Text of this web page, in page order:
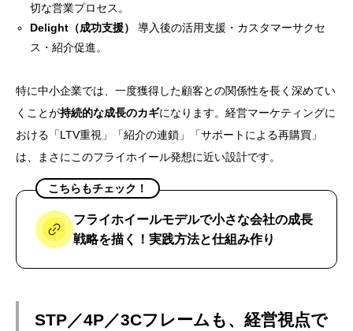
切な営業プロセス。
Delight（成功支援）
導入後の活用支援・カスタマーサクセ
ス・紹介促進。
特に中小企業では、一度獲得した顧客との関係性を長く深めてい
くことが持続的な成長のカギになります。経営マーケティングに
おける「LTV重視」「紹介の連鎖」「サポートによる再購買」
は、まさにこのフライホイール発想に近い設計です。
こちらもチェック！
フライホイールモデルで小さな会社の成長
戦略を描く！実践方法と仕組み作り
STP／4P／3Cフレームも、経営視点で